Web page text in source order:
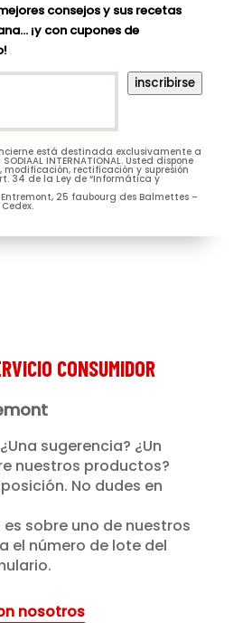
consejos y sus recetas
¡y con cupones de
Mme
inscribirse
está destinada exclusivamente a
SODIAAL INTERNATIONAL. Usted dispone
modificación, rectificación y supresión
34 de la Ley de “Informática y
25 faubourg des Balmettes –
CONSUMIDOR
sugerencia? ¿Un
nuestros productos?
No dudes en
sobre uno de nuestros
el número de lote del
nosotros